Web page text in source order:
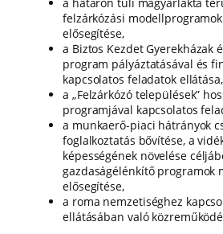
felzárkózási
elősegítése,
a Biztos Kezdet Gyerekházak
program pályáztatásával és
kapcsolatos feladatok ellátása,
a „Felzárkózó települések”
programjával kapcsolatos
a munkaerő-piaci hátrányok
foglalkoztatás bővítése, a
képességének növelése
gazdaságélénkítő programok
elősegítése,
a roma nemzetiséghez
ellátásában való